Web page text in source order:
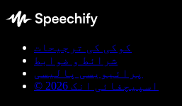
کوکی کی ترجیحات
شرائط و ضوابط
پرائیویسی پالیسی
© اسپیچفائی انک 2026